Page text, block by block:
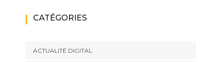
CATÉGORIES
ACTUALITÉ DIGITAL